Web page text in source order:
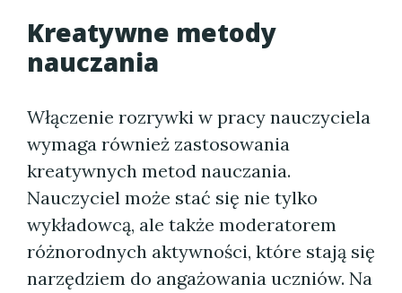
Kreatywne metody
nauczania
Włączenie rozrywki w pracy nauczyciela
wymaga również zastosowania
kreatywnych metod nauczania.
Nauczyciel może stać się nie tylko
wykładowcą, ale także moderatorem
różnorodnych aktywności, które stają się
narzędziem do angażowania uczniów. Na